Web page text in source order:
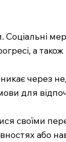
а також
через
для
своїми
або